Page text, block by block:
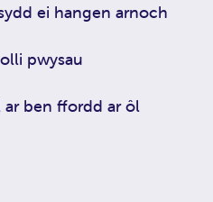
ei hangen arnoch
pwysau
ben ffordd ar ôl